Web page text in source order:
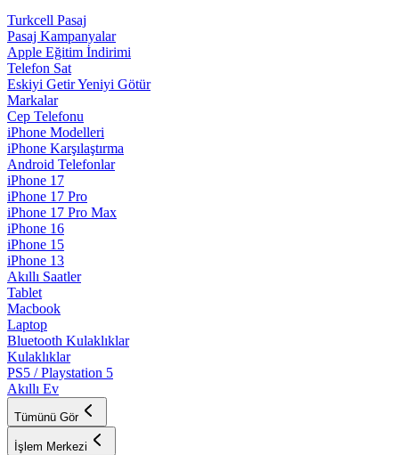
Turkcell Pasaj
Pasaj Kampanyalar
Apple Eğitim İndirimi
Telefon Sat
Eskiyi Getir Yeniyi Götür
Markalar
Cep Telefonu
iPhone Modelleri
iPhone Karşılaştırma
Android Telefonlar
iPhone 17
iPhone 17 Pro
iPhone 17 Pro Max
iPhone 16
iPhone 15
iPhone 13
Akıllı Saatler
Tablet
Macbook
Laptop
Bluetooth Kulaklıklar
Kulaklıklar
PS5 / Playstation 5
Akıllı Ev
Tümünü Gör
İşlem Merkezi